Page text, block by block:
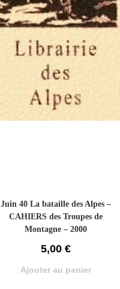
Juin 40 La bataille des Alpes –
CAHIERS des Troupes de
Montagne – 2000
5,00 €
Ajouter au panier